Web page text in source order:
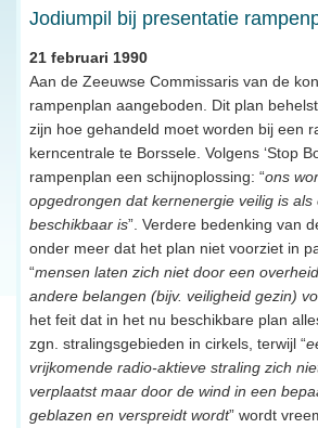
Jodiumpil bij presentatie
21 februari 1990
Aan de Zeeuwse Commissaris van de
rampenplan aangeboden. Dit plan
zijn hoe gehandeld moet worden bij een
kerncentrale te Borssele. Volgens ‘Stop
rampenplan een schijnoplossing: “ons
opgedrongen dat kernenergie veilig is
beschikbaar is”. Verdere bedenking van
onder meer dat het plan niet voorziet in
“mensen laten zich niet door een
andere belangen (bijv. veiligheid gezin)
het feit dat in het nu beschikbare plan
zgn. stralingsgebieden in cirkels, terwijl “
vrijkomende radio-aktieve straling zich
verplaatst maar door de wind in een
geblazen en verspreidt wordt” wordt